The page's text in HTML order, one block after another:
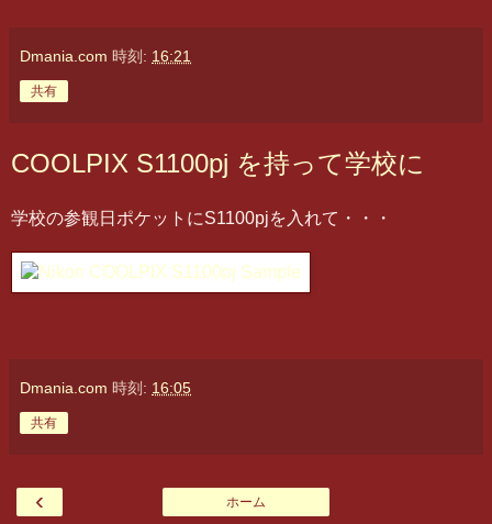
Dmania.com 時刻: 16:21
共有
COOLPIX S1100pj を持って学校に
学校の参観日ポケットにS1100pjを入れて・・・
Dmania.com 時刻: 16:05
共有
‹ ホーム